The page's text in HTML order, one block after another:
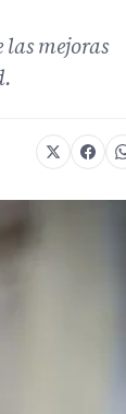
mejoras